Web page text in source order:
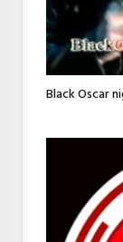
Black Oscar